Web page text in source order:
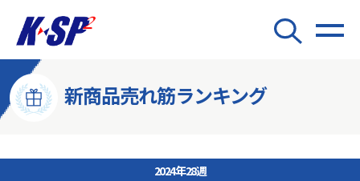
新商品売れ筋ランキング
2024年28週